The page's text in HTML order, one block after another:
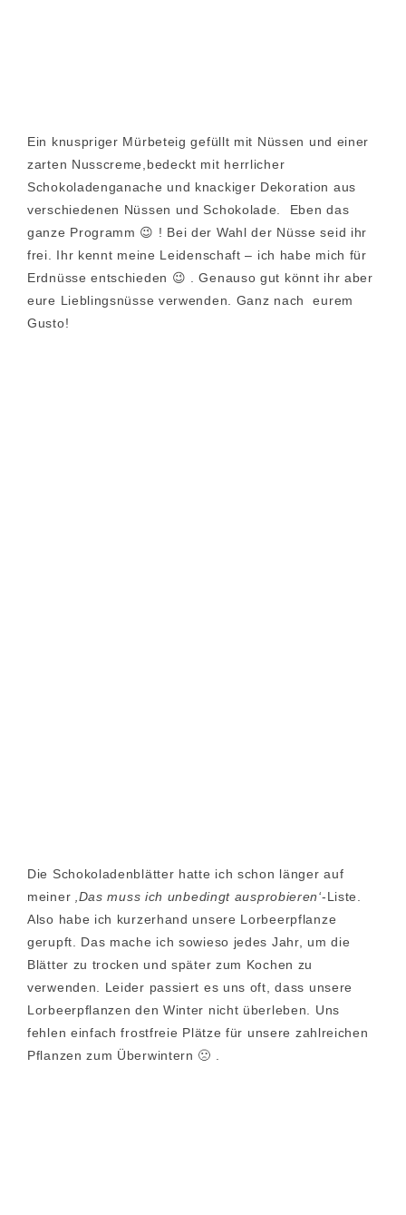
Ein knuspriger Mürbeteig gefüllt mit Nüssen und einer
zarten Nusscreme,bedeckt mit herrlicher
Schokoladenganache und knackiger Dekoration aus
verschiedenen Nüssen und Schokolade. Eben das
ganze Programm 😉 ! Bei der Wahl der Nüsse seid ihr
frei. Ihr kennt meine Leidenschaft – ich habe mich für
Erdnüsse entschieden 😉 . Genauso gut könnt ihr aber
eure Lieblingsnüsse verwenden. Ganz nach eurem
Gusto!
Die Schokoladenblätter hatte ich schon länger auf
meiner ‚Das muss ich unbedingt ausprobieren‘-Liste.
Also habe ich kurzerhand unsere Lorbeerpflanze
gerupft. Das mache ich sowieso jedes Jahr, um die
Blätter zu trocken und später zum Kochen zu
verwenden. Leider passiert es uns oft, dass unsere
Lorbeerpflanzen den Winter nicht überleben. Uns
fehlen einfach frostfreie Plätze für unsere zahlreichen
Pflanzen zum Überwintern 🙁 .